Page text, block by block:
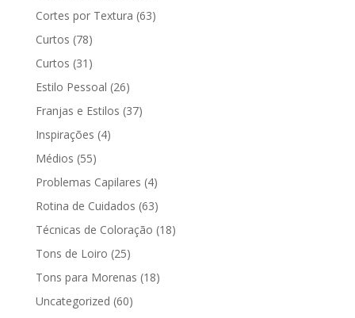
Cortes por Textura (63)
Curtos (78)
Curtos (31)
Estilo Pessoal (26)
Franjas e Estilos (37)
Inspirações (4)
Médios (55)
Problemas Capilares (4)
Rotina de Cuidados (63)
Técnicas de Coloração (18)
Tons de Loiro (25)
Tons para Morenas (18)
Uncategorized (60)